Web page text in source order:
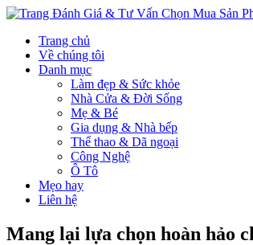
Trang chủ
Về chúng tôi
Danh mục
Làm đẹp & Sức khỏe
Nhà Cửa & Đời Sống
Mẹ & Bé
Gia dụng & Nhà bếp
Thể thao & Dã ngoại
Công Nghệ
Ô Tô
Mẹo hay
Liên hệ
Mang lại lựa chọn hoàn hảo